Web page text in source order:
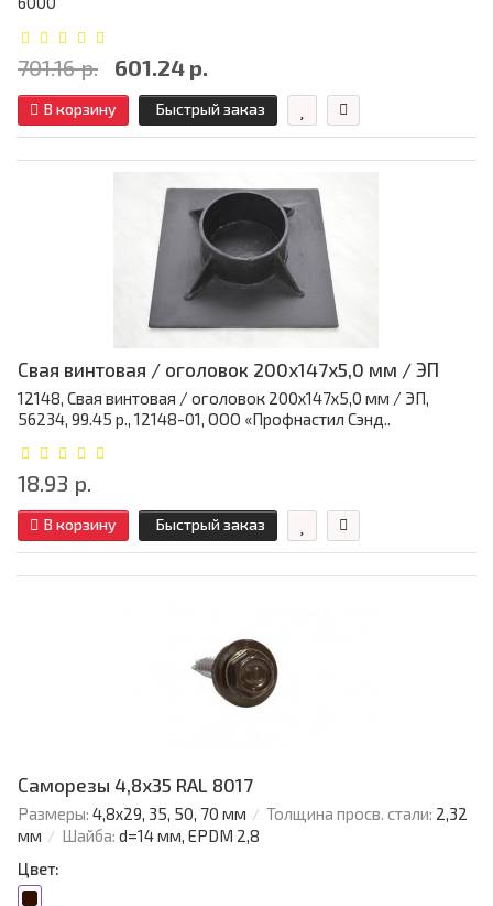
701.16 р. 601.24 р.
В корзину Быстрый заказ
Свая винтовая / оголовок 200x147x5,0 мм / ЭП
12148, Свая винтовая / оголовок 200x147x5,0 мм / ЭП,
56234, 99.45 р., 12148-01, ООО «Профнастил Сэнд..
18.93 р.
В корзину Быстрый заказ
Саморезы 4,8х35 RAL 8017
Размеры: 4,8х29, 35, 50, 70 мм Толщина просв. стали: 2,32
мм
Шайба: d=14 мм, EPDM 2,8
Цвет: